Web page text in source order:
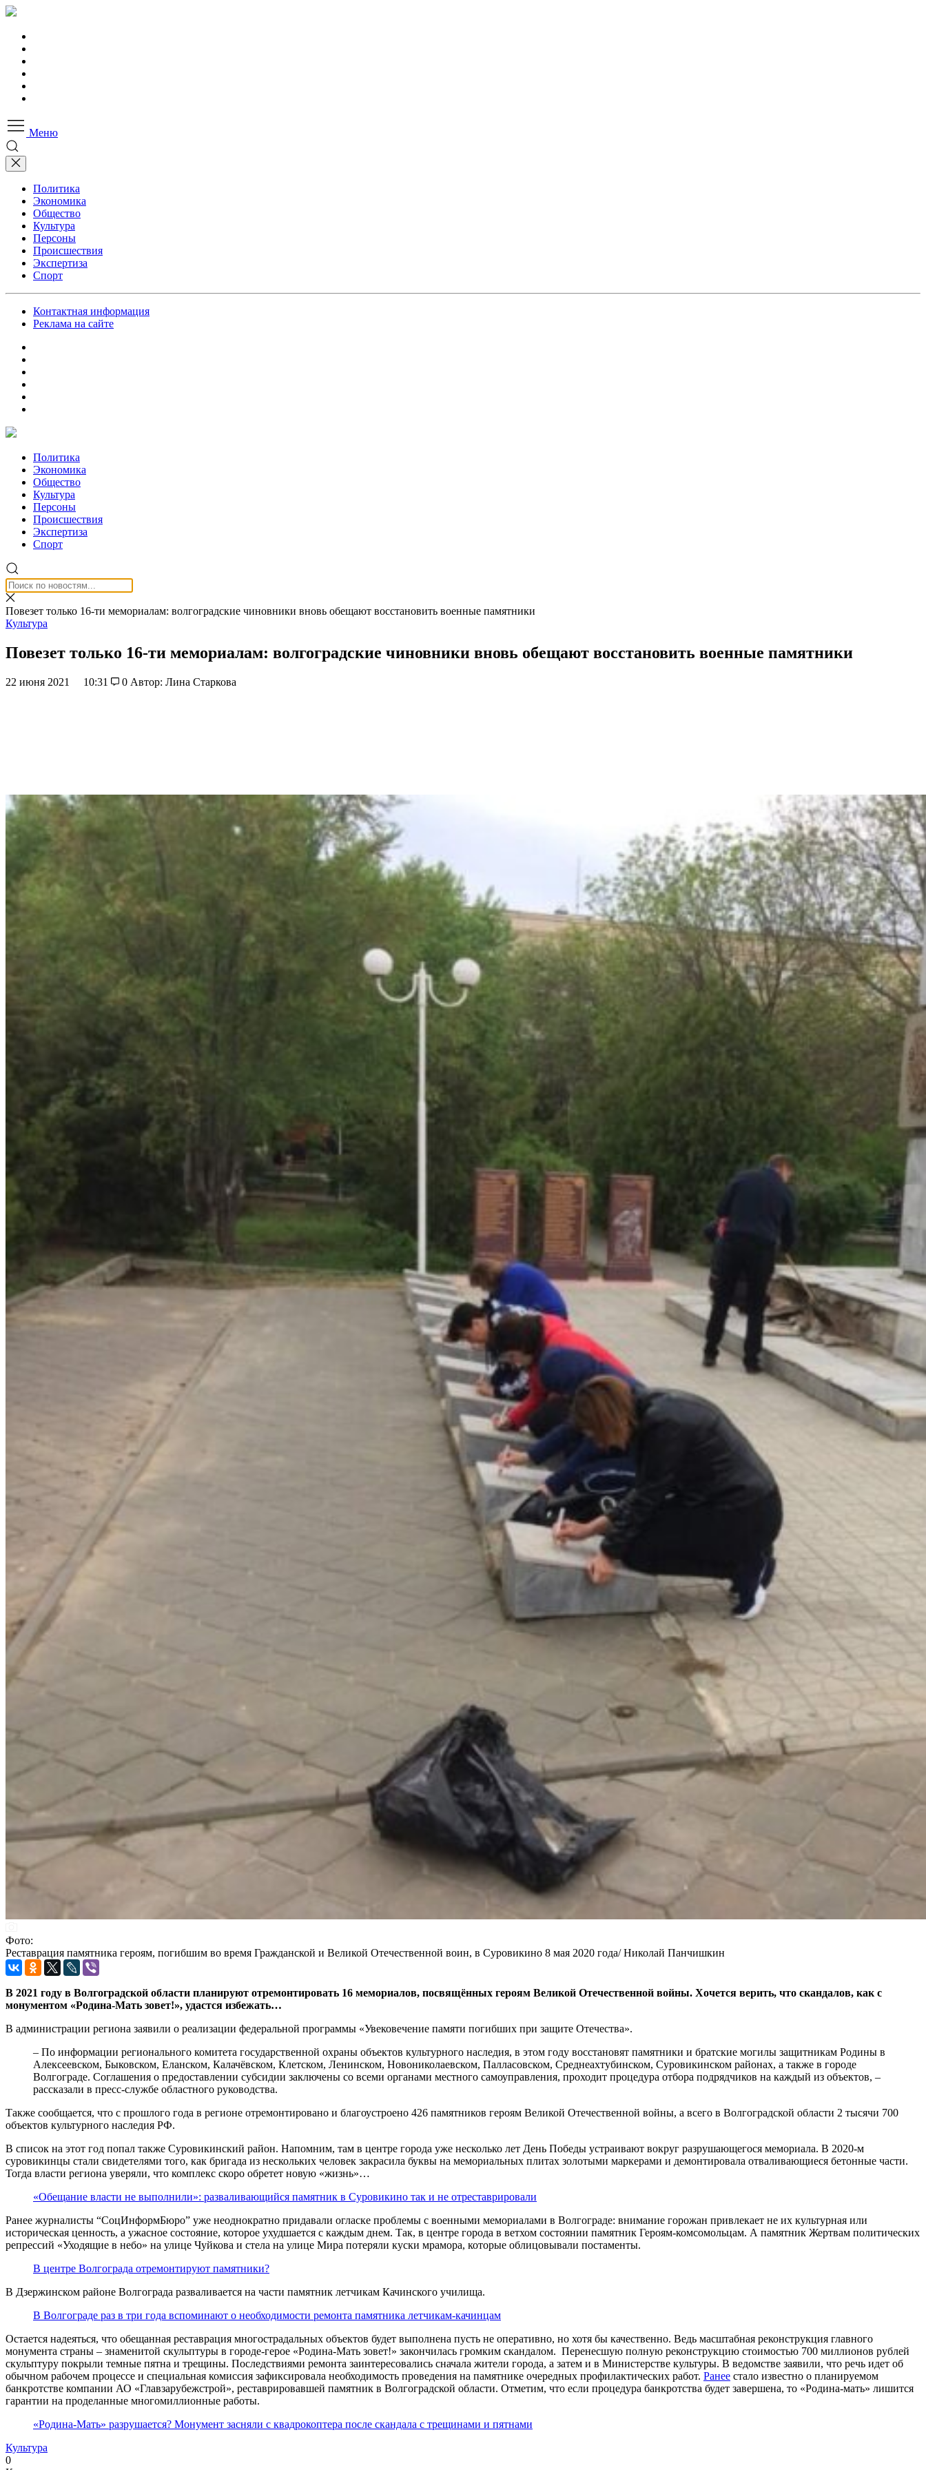
Меню
Политика
Экономика
Общество
Культура
Персоны
Происшествия
Экспертиза
Спорт
Контактная информация
Реклама на сайте
Политика
Экономика
Общество
Культура
Персоны
Происшествия
Экспертиза
Спорт
Повезет только 16-ти мемориалам: волгоградские чиновники вновь обещают восстановить военные памятники
Культура
Повезет только 16-ти мемориалам: волгоградские чиновники вновь обещают восстановить военные памятники
22 июня 2021 10:31 0 Автор: Лина Старкова
Фото:
Реставрация памятника героям, погибшим во время Гражданской и Великой Отечественной воин, в Суровикино 8 мая 2020 года/ Николай Панчишкин
В 2021 году в Волгоградской области планируют отремонтировать 16 мемориалов, посвящённых героям Великой Отечественной войны. Хочется верить, что скандалов, как с
монументом «Родина-Мать зовет!», удастся избежать…
В администрации региона заявили о реализации федеральной программы «Увековечение памяти погибших при защите Отечества».
– По информации регионального комитета государственной охраны объектов культурного наследия, в этом году восстановят памятники и братские могилы защитникам Родины в
Алексеевском, Быковском, Еланском, Калачёвском, Клетском, Ленинском, Новониколаевском, Палласовском, Среднеахтубинском, Суровикинском районах, а также в городе
Волгограде. Соглашения о предоставлении субсидии заключены со всеми органами местного самоуправления, проходит процедура отбора подрядчиков на каждый из объектов, –
рассказали в пресс-службе областного руководства.
Также сообщается, что с прошлого года в регионе отремонтировано и благоустроено 426 памятников героям Великой Отечественной войны, а всего в Волгоградской области 2 тысячи 700
объектов культурного наследия РФ.
В список на этот год попал также Суровикинский район. Напомним, там в центре города уже несколько лет День Победы устраивают вокруг разрушающегося мемориала. В 2020-м
суровикинцы стали свидетелями того, как бригада из нескольких человек закрасила буквы на мемориальных плитах золотыми маркерами и демонтировала отваливающиеся бетонные части.
Тогда власти региона уверяли, что комплекс скоро обретет новую «жизнь»…
«Обещание власти не выполнили»: разваливающийся памятник в Суровикино так и не отреставрировали
Ранее журналисты “СоцИнформБюро” уже неоднократно придавали огласке проблемы с военными мемориалами в Волгограде: внимание горожан привлекает не их культурная или
историческая ценность, а ужасное состояние, которое ухудшается с каждым днем. Так, в центре города в ветхом состоянии памятник Героям-комсомольцам. А памятник Жертвам политических
репрессий «Уходящие в небо» на улице Чуйкова и стела на улице Мира потеряли куски мрамора, которые облицовывали постаменты.
В центре Волгограда отремонтируют памятники?
В Дзержинском районе Волгограда разваливается на части памятник летчикам Качинского училища.
В Волгограде раз в три года вспоминают о необходимости ремонта памятника летчикам-качинцам
Остается надеяться, что обещанная реставрация многострадальных объектов будет выполнена пусть не оперативно, но хотя бы качественно. Ведь масштабная реконструкция главного
монумента страны – знаменитой скульптуры в городе-герое «Родина-Мать зовет!» закончилась громким скандалом. Перенесшую полную реконструкцию стоимостью 700 миллионов рублей
скульптуру покрыли темные пятна и трещины. Последствиями ремонта заинтересовались сначала жители города, а затем и в Министерстве культуры. В ведомстве заявили, что речь идет об
обычном рабочем процессе и специальная комиссия зафиксировала необходимость проведения на памятнике очередных профилактических работ. Ранее стало известно о планируемом
банкротстве компании АО «Главзарубежстрой», реставрировавшей памятник в Волгоградской области. Отметим, что если процедура банкротства будет завершена, то «Родина-мать» лишится
гарантии на проделанные многомиллионные работы.
«Родина-Мать» разрушается? Монумент засняли с квадрокоптера после скандала с трещинами и пятнами
Культура
0